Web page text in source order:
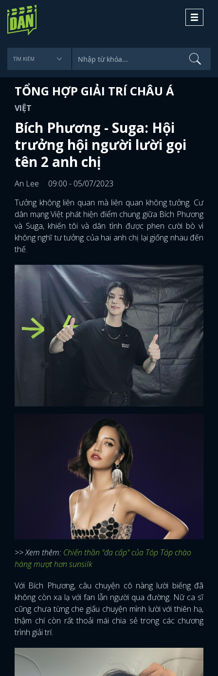
Toggle
TỔNG HỢP GIẢI TRÍ CHÂU Á
VIỆT
Bích Phương - Suga: Hội
trưởng hội người lười gọi
tên 2 anh chị
An Lee
09:00 - 05/07/2023
Tưởng không liên quan mà liên quan không tưởng. Cư
dân mạng Việt phát hiện điểm chung giữa Bích Phương
và Suga, khiến tôi và dân tình được phen cười bò vì
không nghĩ tư tưởng của hai anh chị lại giống nhau đến
thế.
>> Xem thêm: Chiến thần "đa cấp" của Tóp Tóp chào
hàng mượt hơn sunsilk
Với Bích Phương, câu chuyện cô nàng lười biếng đã
không còn xa lạ với fan lẫn người qua đường. Nữ ca sĩ
cũng chưa từng che giấu chuyện mình lười với thiên hạ,
thậm chí còn rất thoải mái chia sẻ trong các chương
trình giải trí.